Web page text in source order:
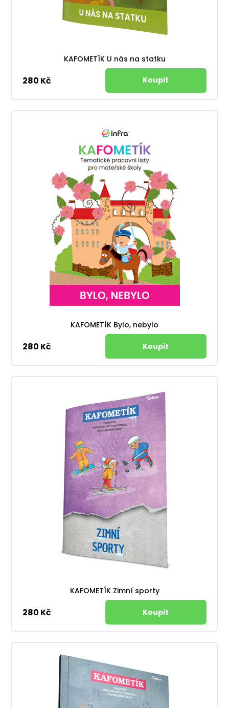
KAFOMETÍK U nás na statku
280 Kč
KAFOMETÍK Bylo, nebylo
280 Kč
KAFOMETÍK Zimní sporty
280 Kč